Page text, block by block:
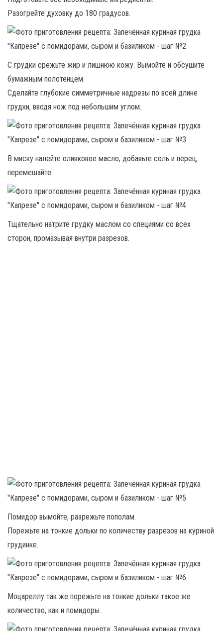
Разогрейте духовку до 180 градусов.
С грудки срежьте жир и лишнюю кожу. Вымойте и обсушите
бумажным полотенцем.
Сделайте глубокие симметричные надрезы по всей длине
грудки, вводя нож под небольшим углом.
В миску налейте оливковое масло, добавьте соль и перец,
перемешайте.
Тщательно натрите грудку маслом со специями со всех
сторон, промазывая внутри разрезов.
Помидор вымойте, разрежьте пополам.
Порежьте на тонкие дольки по количеству разрезов на куриной
грудинке.
Моцареллу так же порежьте на тонкие дольки такое же
количество, как и помидоры.